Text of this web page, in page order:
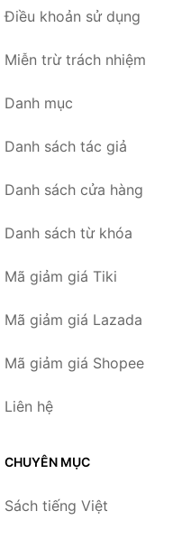
Điều khoản sử dụng
Miễn trừ trách nhiệm
Danh mục
Danh sách tác giả
Danh sách cửa hàng
Danh sách từ khóa
Mã giảm giá Tiki
Mã giảm giá Lazada
Mã giảm giá Shopee
Liên hệ
CHUYÊN MỤC
Sách tiếng Việt